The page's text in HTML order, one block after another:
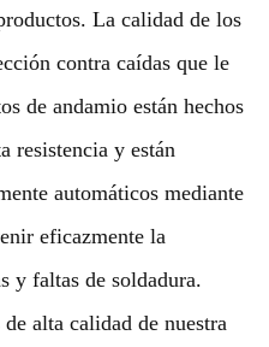
La calidad de los
contra caídas que le
de andamio están hechos
resistencia y están
automáticos mediante
eficazmente la
y faltas de soldadura.
alta calidad de nuestra